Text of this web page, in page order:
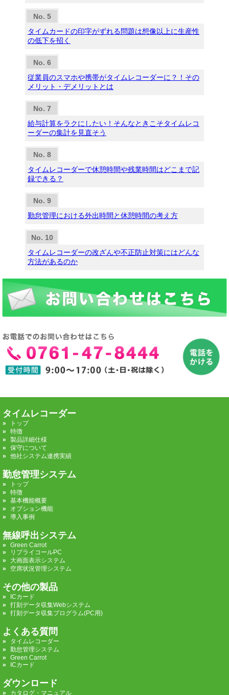
タイムカードの印字がずれる問題は想像以上に生産性
の低下を招く
従業員のスマホや携帯がタイムレコーダーに？！その
メリット・デメリットとは
給与計算をラクにしたい！そんなときこそタイムレコ
ーダーの集計を見直そう
タイムレコーダーで休憩時間や残業時間はどこまで記
録できる？
勤怠管理における外出時間と休憩時間の考え方
タイムレコーダーの改ざんや不正防止対策にはどんな
方法があるのか
タイムレコーダー
トップ
特徴
製品詳細仕様
保守について
他社システム連携実績
勤怠管理システム
トップ
特徴
基本機能概要
オプション機能
導入事例
無線呼出システム
Green Carrot
リプライコールPC
大画面表示システム
空席状況管理システム
その他の製品
ICカード
打刻データ収集Webシステム
打刻データ収集プログラム(PC用)
よくある質問
タイムレコーダー
勤怠管理システム
Green Carrot
ICカード
ダウンロード
カタログ・マニュアル